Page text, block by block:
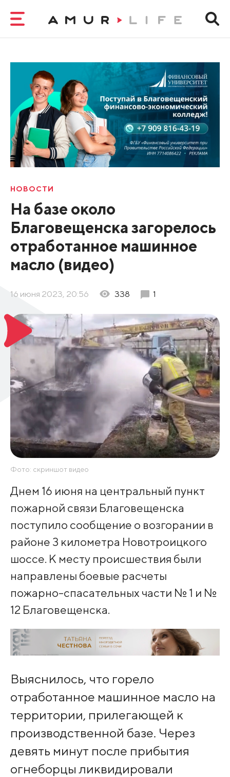
НОВОСТИ
На базе около
Благовещенска загорелось
отработанное машинное
масло (видео)
16 июня 2023, 20:56 338 1
Фото: скриншот видео
Днем 16 июня на центральный пункт
пожарной связи Благовещенска
поступило сообщение о возгорании в
районе 3 километра Новотроицкого
шоссе. К месту происшествия были
направлены боевые расчеты
пожарно-спасательных части № 1 и №
12 Благовещенска.
Выяснилось, что горело
отработанное машинное масло на
территории, прилегающей к
производственной базе. Через
девять минут после прибытия
огнеборцы ликвидировали